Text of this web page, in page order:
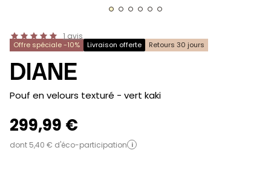
1 avis
Offre spéciale -10% Livraison offerte Retours 30 jours
DIANE
-
Pouf en velours texturé - vert kaki
299,99 €
dont 5,40 € d'éco-participation i